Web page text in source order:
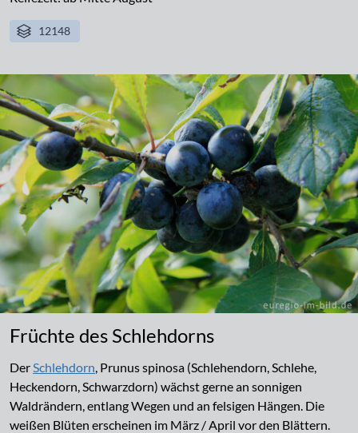
12148
Früchte des Schlehdorns
Der Schlehdorn , Prunus spinosa (Schlehendorn, Schlehe,
Heckendorn, Schwarzdorn) wächst gerne an sonnigen
Waldrändern, entlang Wegen und an felsigen Hängen. Die
weißen Blüten erscheinen im März / April vor den Blättern.